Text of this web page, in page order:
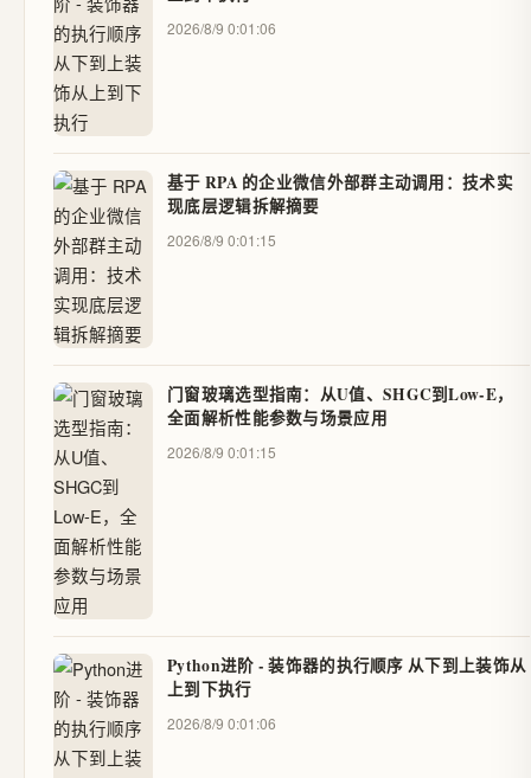
2026/8/9 0:01:06
基于 RPA 的企业微信外部群主动调用：技术实
现底层逻辑拆解摘要
2026/8/9 0:01:15
门窗玻璃选型指南：从U值、SHGC到Low-E，
全面解析性能参数与场景应用
2026/8/9 0:01:15
Python进阶 - 装饰器的执行顺序 从下到上装饰从
上到下执行
2026/8/9 0:01:06